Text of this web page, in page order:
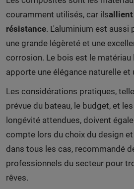
couramment utilisés, car ilsallient
résistance. L'aluminium est aussi
une grande légèreté et une
corrosion. Le bois est le
apporte une élégance naturelle
Les considérations pratiques,
prévue du bateau, le budget, et
longévité attendues, doivent
compte lors du choix du design
dans tous les cas, recommandé
professionnels du secteur pour
rêves.